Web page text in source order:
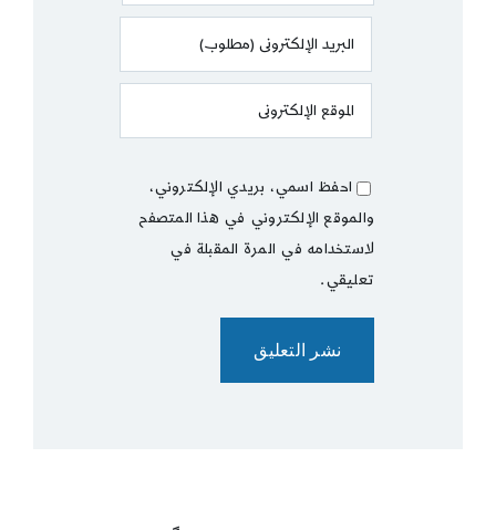
احفظ اسمي، بريدي الإلكتروني،
والموقع الإلكتروني في هذا المتصفح
لاستخدامه في المرة المقبلة في
تعليقي.